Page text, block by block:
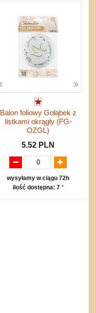
Balon foliowy Gołąbek z
listkami okrągły (FG-
OZGL)
5.52 PLN
wysyłamy w ciągu 72h
ilość dostępna: 7 *